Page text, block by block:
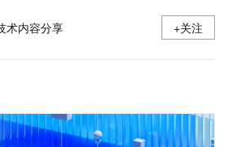
术内容分享 +关注